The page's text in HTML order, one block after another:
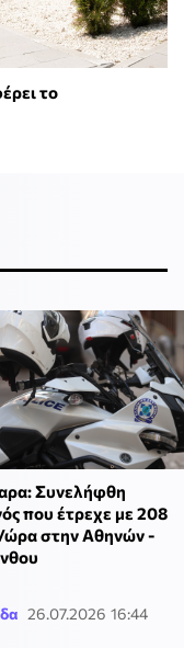
το
Συνελήφθη
που έτρεχε με 208
στην Αθηνών -
26.07.2026 16:44